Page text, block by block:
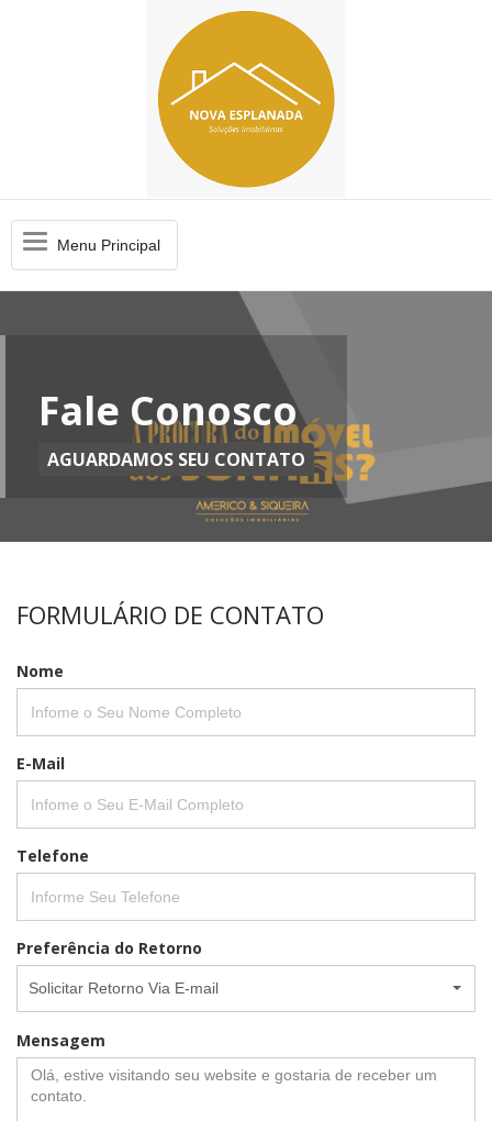
MenuMenu Principal
Fale Conosco
AGUARDAMOS SEU CONTATO
FORMULÁRIO DE CONTATO
Nome
E-Mail
Telefone
Preferência do Retorno
Solicitar Retorno Via E-mail
Mensagem